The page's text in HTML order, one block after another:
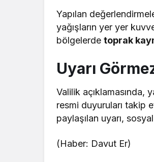
Yapılan
yağışların yer yer
bölgelerdetoprak
Uyarı
Valilik açıklamasında,
resmi duyuruları takip
paylaşılan uyarı,
(Haber: Davut Er)